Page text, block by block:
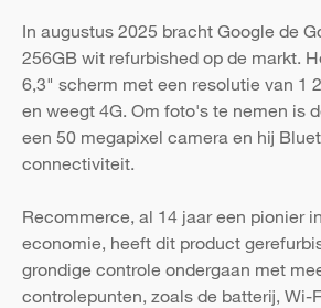
In augustus 2025 bracht Google de
256GB wit refurbished op de markt.
6,3" scherm met een resolutie van 1
en weegt 4G. Om foto's te nemen is
een 50 megapixel camera en hij
connectiviteit.
Recommerce, al 14 jaar een pionier
economie, heeft dit product
grondige controle ondergaan met
controlepunten, zoals de batterij, Wi-